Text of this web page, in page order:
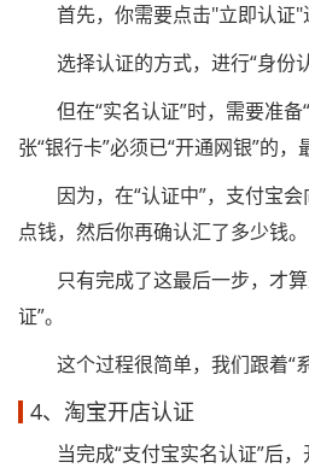
首先，你需要点击"立即认证"
选择认证的方式，进行“身份认
但在“实名认证”时，需要准备
张“银行卡”必须已“开通网银”的，
因为，在“认证中”，支付宝会
点钱，然后你再确认汇了多少钱。
只有完成了这最后一步，才算
证”。
这个过程很简单，我们跟着“系
4、淘宝开店认证
当完成“支付宝实名认证”后，